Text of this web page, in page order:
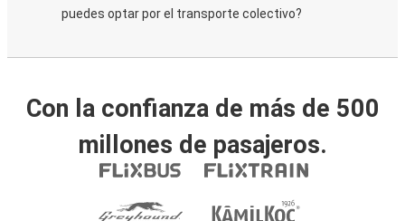
puedes optar por el transporte colectivo?
Con la confianza de más de 500
millones de pasajeros.